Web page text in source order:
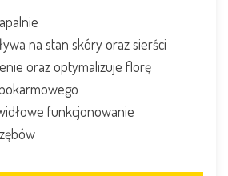
na stan skóry oraz sierści
oraz optymalizuje florę
funkcjonowanie